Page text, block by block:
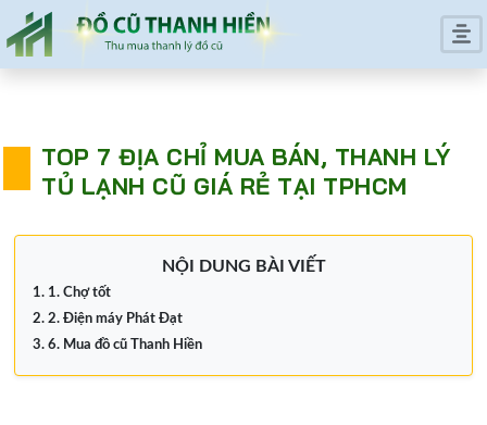
TOP 7 ĐỊA CHỈ MUA BÁN, THANH LÝ
TỦ LẠNH CŨ GIÁ RẺ TẠI TPHCM
NỘI DUNG BÀI VIẾT
1. Chợ tốt
2. Điện máy Phát Đạt
6. Mua đồ cũ Thanh Hiền